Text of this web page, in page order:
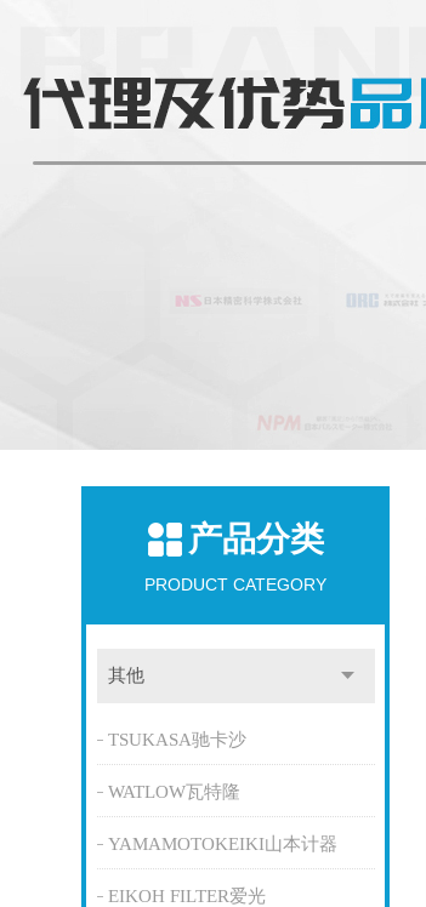
产品分类
PRODUCT CATEGORY
其他
TSUKASA驰卡沙
WATLOW瓦特隆
YAMAMOTOKEIKI山本计器
EIKOH FILTER爱光